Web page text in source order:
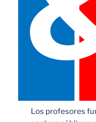
Los profesores